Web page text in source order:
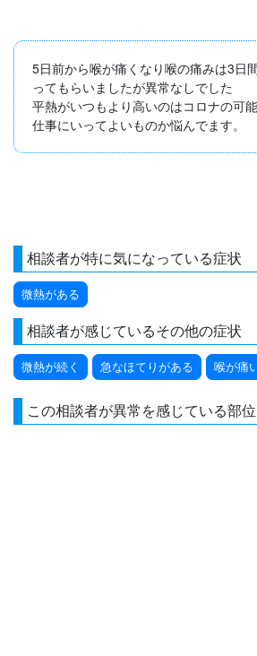
5日前から喉が痛くなり喉の痛みは3日
ってもらいましたが異常なしでした
平熱がいつもより高いのはコロナの可
仕事にいってよいものか悩んでます。
相談者が特に気になっている症状
微熱がある
相談者が感じているその他の症状
微熱が続く 急なほてりがある 喉が痛
この相談者が異常を感じている部位